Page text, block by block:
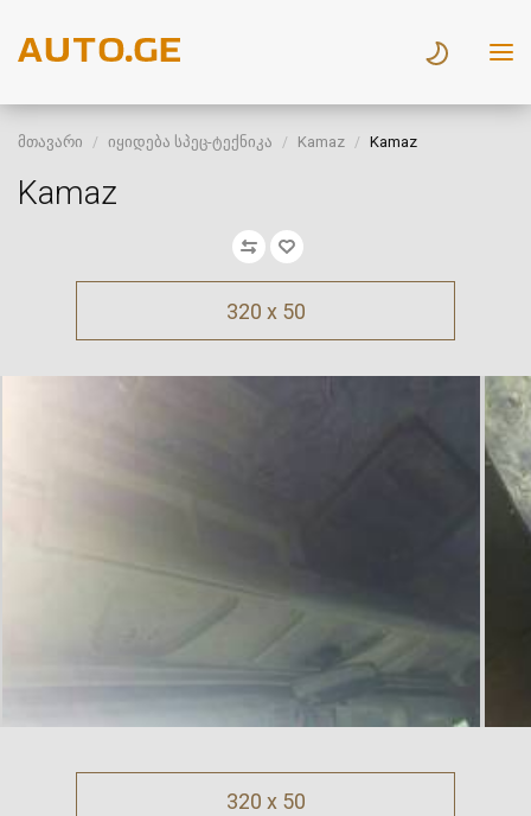
მთავარი იყიდება სპეც-ტექნიკა Kamaz Kamaz
Kamaz
320 x 50
320 x 50